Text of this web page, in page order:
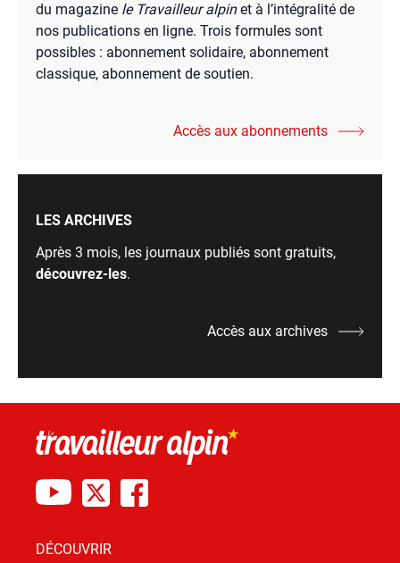
du magazine le Travailleur alpinet à l’intégralité de
nos publications en ligne. Trois formules sont
possibles : abonnement solidaire, abonnement
classique, abonnement de soutien.
Accès aux abonnements
LES ARCHIVES
Après 3 mois, les journaux publiés sont gratuits,
découvrez-les.
Accès aux archives
DÉCOUVRIR